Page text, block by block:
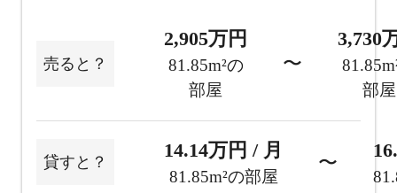
売ると？
2,905万円
81.85m²の
部屋
〜
3,730
部屋
貸すと？
14.14万円 / 月
81.85m²の部屋
〜